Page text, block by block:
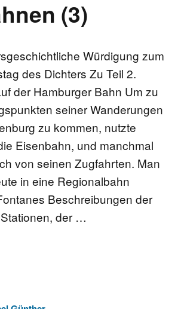
(3)
Würdigung zum
des Dichters Zu Teil 2.
der Hamburger Bahn Um zu
seiner Wanderungen
zu kommen, nutzte
Eisenbahn, und manchmal
von seinen Zugfahrten. Man
in eine Regionalbahn
Beschreibungen der
der …